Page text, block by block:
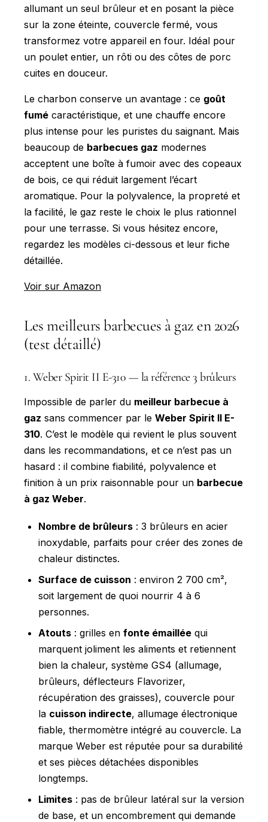
allumant un seul brûleur et en posant la pièce
sur la zone éteinte, couvercle fermé, vous
transformez votre appareil en four. Idéal pour
un poulet entier, un rôti ou des côtes de porc
cuites en douceur.
Le charbon conserve un avantage : ce goût
fumé caractéristique, et une chauffe encore
plus intense pour les puristes du saignant. Mais
beaucoup de barbecues gaz modernes
acceptent une boîte à fumoir avec des copeaux
de bois, ce qui réduit largement l’écart
aromatique. Pour la polyvalence, la propreté et
la facilité, le gaz reste le choix le plus rationnel
pour une terrasse. Si vous hésitez encore,
regardez les modèles ci-dessous et leur fiche
détaillée.
Voir sur Amazon
Les meilleurs barbecues à gaz en 2026
(test détaillé)
1. Weber Spirit II E-310 — la référence 3 brûleurs
Impossible de parler du meilleur barbecue à
gaz sans commencer par le Weber Spirit II E-
310. C’est le modèle qui revient le plus souvent
dans les recommandations, et ce n’est pas un
hasard : il combine fiabilité, polyvalence et
finition à un prix raisonnable pour un barbecue
à gaz Weber.
Nombre de brûleurs : 3 brûleurs en acier
inoxydable, parfaits pour créer des zones de
chaleur distinctes.
Surface de cuisson : environ 2 700 cm²,
soit largement de quoi nourrir 4 à 6
personnes.
Atouts : grilles en fonte émaillée qui
marquent joliment les aliments et retiennent
bien la chaleur, système GS4 (allumage,
brûleurs, déflecteurs Flavorizer,
récupération des graisses), couvercle pour
la cuisson indirecte, allumage électronique
fiable, thermomètre intégré au couvercle. La
marque Weber est réputée pour sa durabilité
et ses pièces détachées disponibles
longtemps.
Limites : pas de brûleur latéral sur la version
de base, et un encombrement qui demande